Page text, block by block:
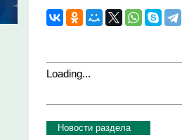
Loading...
Новости раздела